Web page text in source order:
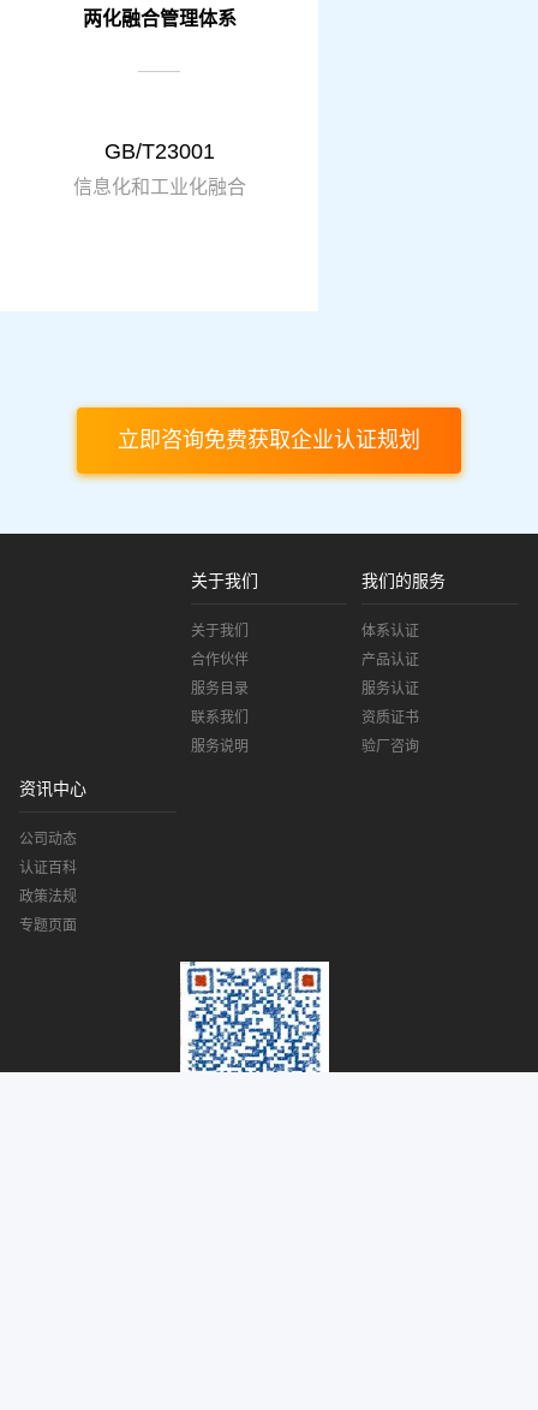
两化融合管理体系
GB/T23001
信息化和工业化融合
立即咨询免费获取企业认证规划
关于我们
关于我们
合作伙伴
服务目录
联系我们
服务说明
我们的服务
体系认证
产品认证
服务认证
资质证书
验厂咨询
资讯中心
公司动态
认证百科
政策法规
专题页面